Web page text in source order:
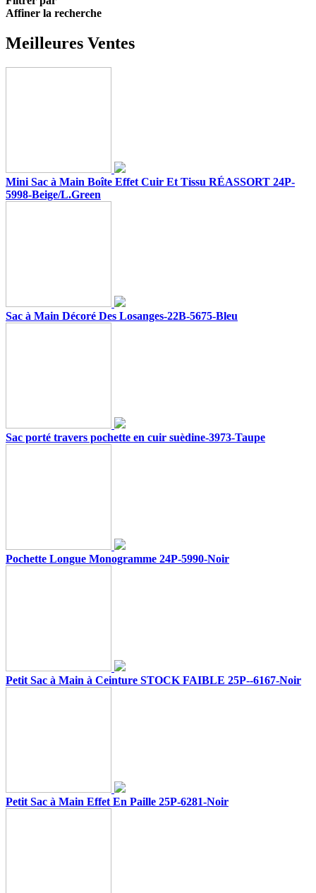
Affiner la recherche
Meilleures Ventes
Mini Sac à Main Boîte Effet Cuir Et Tissu RÉASSORT 24P-
5998-Beige/L.Green
Sac à Main Décoré Des Losanges-22B-5675-Bleu
Sac porté travers pochette en cuir suèdine-3973-Taupe
Pochette Longue Monogramme 24P-5990-Noir
Petit Sac à Main à Ceinture STOCK FAIBLE 25P--6167-Noir
Petit Sac à Main Effet En Paille 25P-6281-Noir